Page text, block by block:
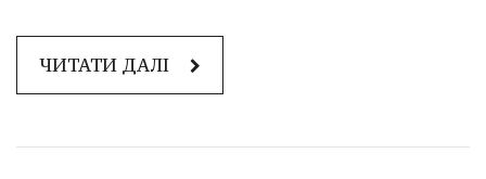
ЧИТАТИ ДАЛІ